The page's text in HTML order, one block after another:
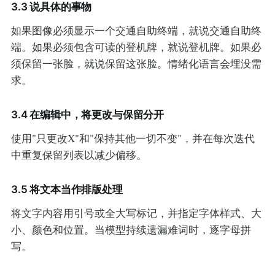
3.3 说具体的事物
如果图像必须显示一个交通自助终端，就说交通自助终
端。如果必须包含可读的登机牌，就说登机牌。如果必
须保留一张脸，就说保留这张脸。情绪化语言会埋没需
求。
3.4 在编辑中，将更改与保留分开
使用"只更改X"和"保持其他一切不变"，并在每次迭代
中重复保留列表以减少偏移。
3.5 将文本当作排版处理
将文字内容用引号或全大写标记，并指定字体样式、大
小、颜色和位置。当模型持续遗漏难词时，逐字母拼
写。